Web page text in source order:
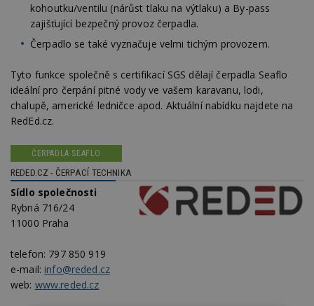
kohoutku/ventilu (nárůst tlaku na výtlaku) a By-pass
zajišťující bezpečný provoz čerpadla.
Čerpadlo se také vyznačuje velmi tichým provozem.
Tyto funkce společně s certifikací SGS dělají čerpadla Seaflo
ideální pro čerpání pitné vody ve vašem karavanu, lodi,
chalupě, americké ledničce apod. Aktuální nabídku najdete na
RedEd.cz.
ČERPADLA SEAFLO
REDED.CZ - ČERPACÍ TECHNIKA
Sídlo společnosti
Rybná 716/24
11000 Praha
telefon: 797 850 919
e-mail: info@reded.cz
web: www.reded.cz